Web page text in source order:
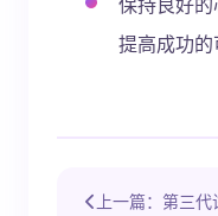
提高成功的
上一篇：第三